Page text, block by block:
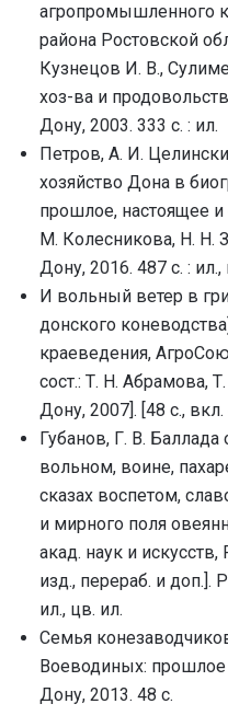
агропромышленного
района Ростовской
Кузнецов И. В.,
хоз-ва и
Дону, 2003. 333 с. : ил.
Петров, А. И.
хозяйство Дона в
прошлое, настоящее
М. Колесникова, Н. Н.
Дону, 2016. 487 с. : ил.,
И вольный ветер в
донского
краеведения,
сост.: Т. Н. Абрамова,
Дону, 2007]. [48 с., вкл.
Губанов, Г. В.
вольном, воине,
сказах воспетом,
и мирного поля
акад. наук и искусств,
изд., перераб. и доп.].
ил., цв. ил.
Семья
Воеводиных: прошлое
Дону, 2013. 48 с.